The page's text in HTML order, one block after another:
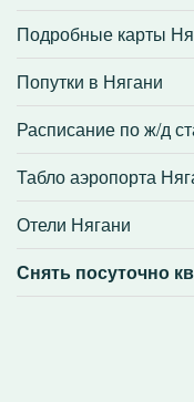
Подробные карты
Попутки в Нягани
Расписание по ж/д
Табло аэропорта
Отели Нягани
Снять посуточно